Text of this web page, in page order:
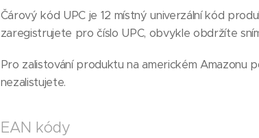
Čárový kód UPC je 12 místný univerzální kód
zaregistrujete pro číslo UPC, obvykle obdržíte
Pro zalistování produktu na americkém
nezalistujete.
EAN kódy